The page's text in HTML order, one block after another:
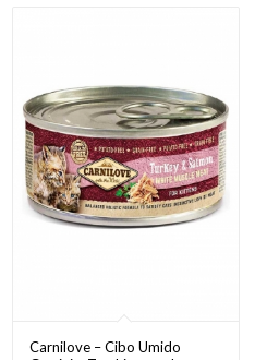
Carnilove – Cibo Umido